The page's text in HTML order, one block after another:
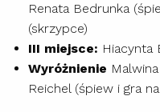
Renata Bedrunka
(skrzypce)
III miejsce: Hiacynta
Wyróżnienie
Reichel (śpiew i gra